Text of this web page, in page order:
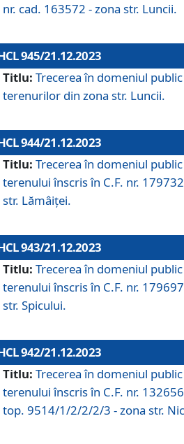
nr. cad. 163572 - zona str. Luncii.
945/21.12.2023
Titlu: Trecerea în domeniul
terenurilor din zona str. Luncii.
944/21.12.2023
Titlu: Trecerea în domeniul
terenului înscris în C.F. nr.
str. Lămâiței.
943/21.12.2023
Titlu: Trecerea în domeniul
terenului înscris în C.F. nr.
str. Spicului.
942/21.12.2023
Titlu: Trecerea în domeniul
terenului înscris în C.F. nr.
top. 9514/1/2/2/2/3 - zona str.